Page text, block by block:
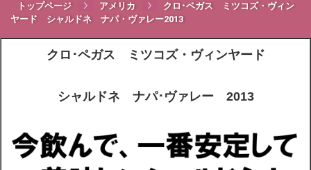
会社概要
ご注文方法
お支払
トップページ アメリカ
クロ･ペガス ミツコズ・ヴィン
ヤード シャルドネ ナパ・ヴァレー2013
クロ･ペガス ミツコズ・ヴィンヤード
シャルドネ ナパ･ヴァレー 2013